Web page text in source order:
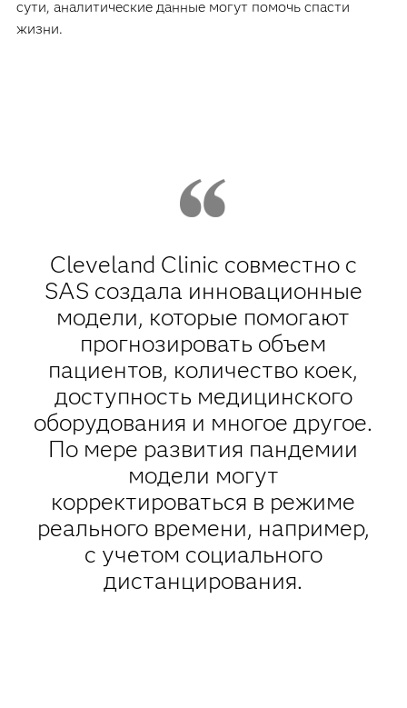
сути, аналитические данные могут помочь спасти
жизни.
Cleveland Clinic совместно с
SAS создала инновационные
модели, которые помогают
прогнозировать объем
пациентов, количество коек,
доступность медицинского
оборудования и многое другое.
По мере развития пандемии
модели могут
корректироваться в режиме
реального времени, например,
с учетом социального
дистанцирования.